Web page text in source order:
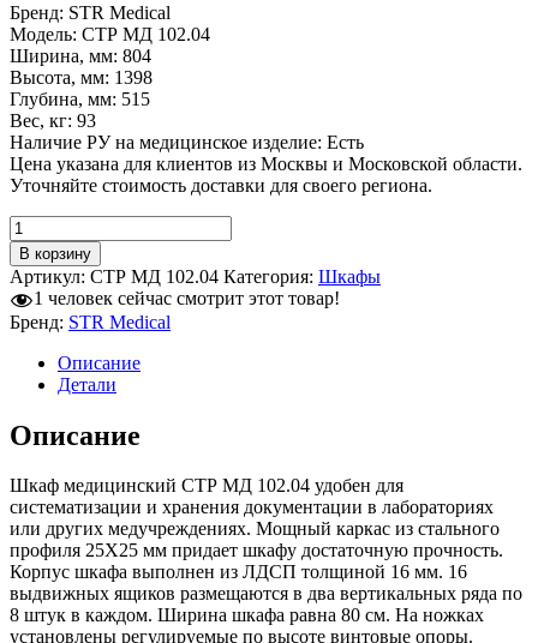
Бренд: STR Medical
Модель: СТР МД 102.04
Ширина, мм: 804
Высота, мм: 1398
Глубина, мм: 515
Вес, кг: 93
Наличие РУ на медицинское изделие: Есть
Цена указана для клиентов из Москвы и Московской области.
Уточняйте стоимость доставки для своего региона.
Количество
товара
Шкаф
медицинский
СТР
МД
102.04
В корзину
Артикул: СТР МД 102.04 Категория: Шкафы
1 человек сейчас смотрит этот товар!
Бренд: STR Medical
Описание
Детали
Описание
Шкаф медицинский СТР МД 102.04 удобен для
систематизации и хранения документации в лабораториях
или других медучреждениях. Мощный каркас из стального
профиля 25Х25 мм придает шкафу достаточную прочность.
Корпус шкафа выполнен из ЛДСП толщиной 16 мм. 16
выдвижных ящиков размещаются в два вертикальных ряда по
8 штук в каждом. Ширина шкафа равна 80 см. На ножках
установлены регулируемые по высоте винтовые опоры.